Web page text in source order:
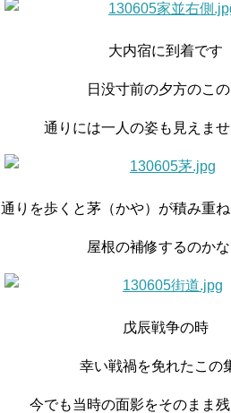
大内宿に到着です
日没寸前の夕方のこの
通りには一人の姿も見えま
通りを歩くと茅（かや）が積み重
屋根の補修するのかな
戊辰戦争の時
幸い戦禍を免れたこの
今でも当時の面影をそのまま